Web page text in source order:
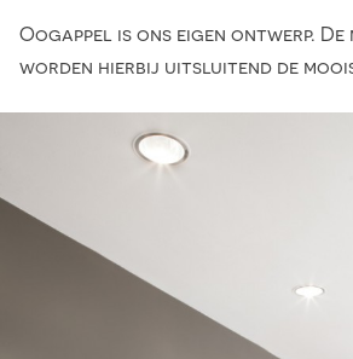
Oogappel is ons eigen ontwerp.
worden hierbij uitsluitend de